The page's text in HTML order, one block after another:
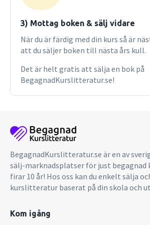
mer om att flippa undervisningen? Läs
Classroom av Daniel Barker. Du hittar den
Heureka Fysik 1 och 2 Basåret är ett
anpassat för de naturvetenskapliga och
Det består av en teoribok och en
allt material från Heureka Fysik 1 och
Dessutom innehåller det efterfrågat
inom områden som rörelsemängd,
pedagogiskt utformade texter och
kontrolluppgifter som hjälper eleven att
samt utmanande, tänk till!-uppgifter,
exempel, sammanfattningar till varje
med övningar till varje kapite, ledtrådar,
till övningarna!
3) Mottag boken & sälj vidare
När du är färdig med din kurs så är
att du säljer boken till nästa års kull.
Det är helt gratis att sälja en bok på
BegagnadKurslitteratur.se!
BegagnadKurslitteratur.se är en av
sälj-marknadsplatser för just begagnad
firar 10 år! Hos oss kan du enkelt sälja
kurslitteratur baserat på din skola och
Kom igång